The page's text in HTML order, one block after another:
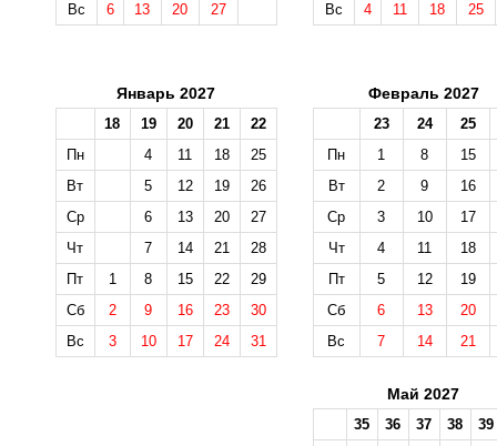
Вс
6 13 20 27
Вс
4 11 18 25
Январь 2027
18 19 20 21
22
Пн
4 11 18
25
Вт
5 12 19
26
Ср
6 13 20
27
Чт
7 14 21
28
Пт
1 8 15 22
29
Сб
2 9 16 23
30
Вс
3 10 17 24 31
Февраль 2027
23 24
25
Пн
1 8
15
Вт
2 9
16
Ср
3 10
17
Чт
4 11
18
Пт
5 12
19
Сб
6 13
20
Вс
7 14 21
Май 2027
35 36 37 38
39